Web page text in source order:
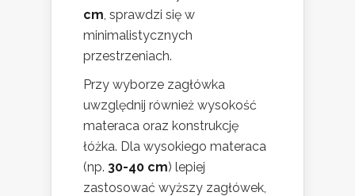
cm, sprawdzi się w
minimalistycznych
przestrzeniach.
Przy wyborze zagłówka
uwzględnij również wysokość
materaca oraz konstrukcję
łóżka. Dla wysokiego materaca
(np. 30-40 cm) lepiej
zastosować wyższy zagłówek,